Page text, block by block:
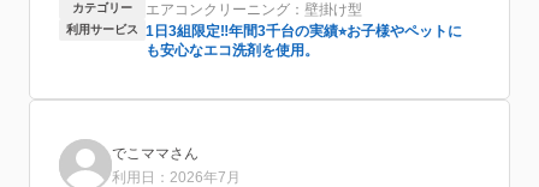
カテゴリー エアコンクリーニング：壁掛け型
利用サービス
1日3組限定‼️年間3千台の実績⭐︎お子様やペットに
も安心なエコ洗剤を使用。
でこママさん
利用日：2026年7月